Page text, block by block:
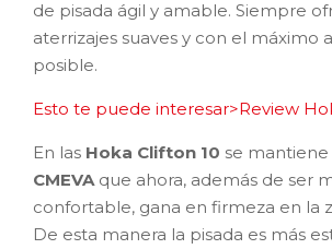
de pisada ágil y amable. Siempre
aterrizajes suaves y con el máximo
posible.
Esto te puede interesar>Review
En las Hoka Clifton 10 se
CMEVA que ahora, además de ser
confortable, gana en firmeza en la
De esta manera la pisada es más